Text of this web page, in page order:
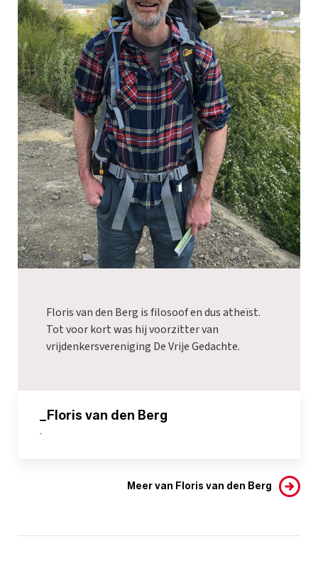
Floris van den Berg is filosoof en dus atheïst.
Tot voor kort was hij voorzitter van
vrijdenkersvereniging De Vrije Gedachte.
_Floris van den Berg
-
Meer van Floris van den Berg